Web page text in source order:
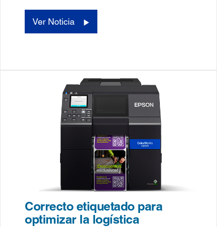
Ver Noticia
Correcto etiquetado para
optimizar la logística